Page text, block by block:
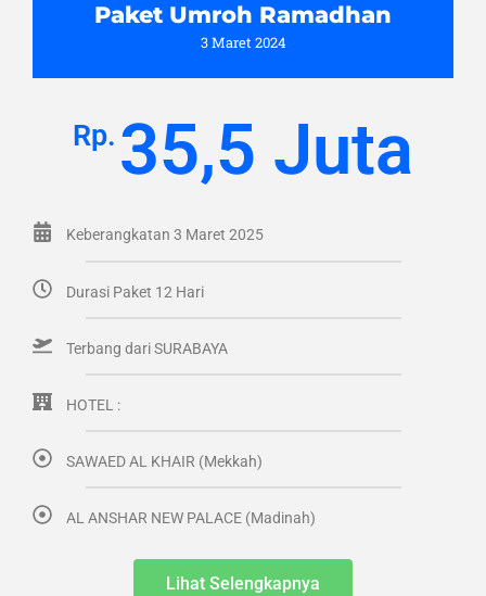
Paket Umroh Ramadhan
3 Maret 2024
Rp. 35,5 Juta
Keberangkatan 3 Maret 2025
Durasi Paket 12 Hari
Terbang dari SURABAYA
HOTEL :
SAWAED AL KHAIR (Mekkah)
AL ANSHAR NEW PALACE (Madinah)
Lihat Selengkapnya